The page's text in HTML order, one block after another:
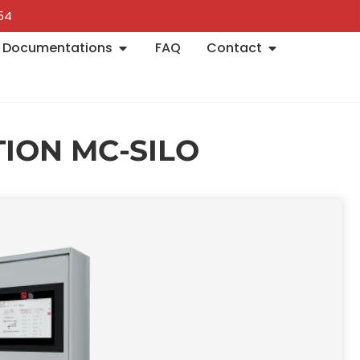
Documentations FAQ Contact
MC-SILO